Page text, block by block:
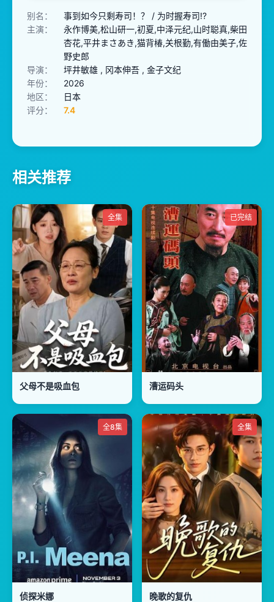
别名：
事到如今只剩寿司！？ / 为时握寿司!?
主演：
永作博美,松山研一,初夏,中泽元纪,山时聪真,柴田
杏花,平井まさあき,猫背椿,关根勤,有働由美子,佐
野史郎
导演：
坪井敏雄 , 冈本伸吾 , 金子文纪
年份：
2026
地区：
日本
评分：
7.4
相关推荐
全集
父母不是吸血包
已完结
漕运码头
全8集
侦探米娜
全集
晚歌的复仇